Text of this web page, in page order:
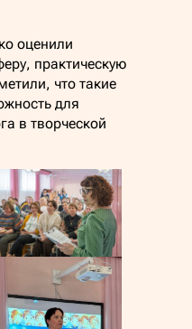
оценили
практическую
что такие
для
в творческой